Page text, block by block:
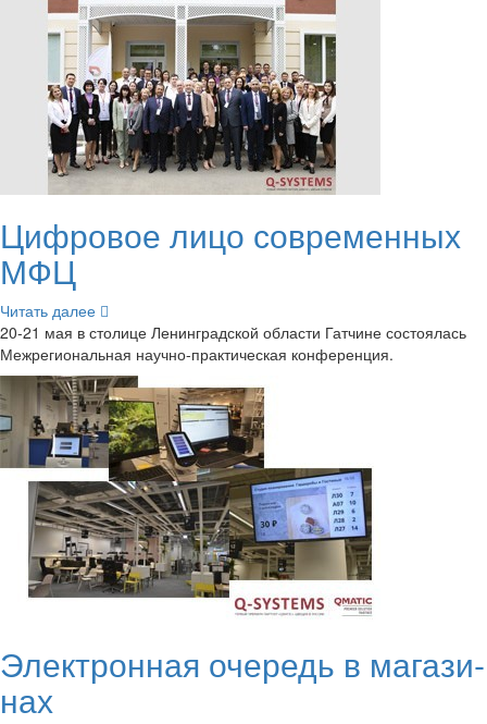
Циф­ро­вое лицо со­вре­мен­ных
МФЦ
Чи­тать далее
20-21 мая в сто­ли­це Ле­нин­град­ской об­ла­сти Гат­чине со­сто­я­лась
Меж­ре­ги­о­наль­ная научно-​практическая кон­фе­рен­ция.
Элек­трон­ная оче­редь в ма­га­зи­
нах